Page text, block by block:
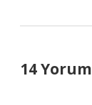
14 Yorum